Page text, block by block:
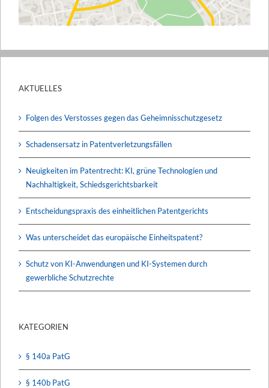
AKTUELLES
Folgen des Verstosses gegen das Geheimnisschutzgesetz
Schadensersatz in Patentverletzungsfällen
Neuigkeiten im Patentrecht: KI, grüne Technologien und
Nachhaltigkeit, Schiedsgerichtsbarkeit
Entscheidungspraxis des einheitlichen Patentgerichts
Was unterscheidet das europäische Einheitspatent?
Schutz von KI-Anwendungen und KI-Systemen durch
gewerbliche Schutzrechte
KATEGORIEN
§ 140a PatG
§ 140b PatG